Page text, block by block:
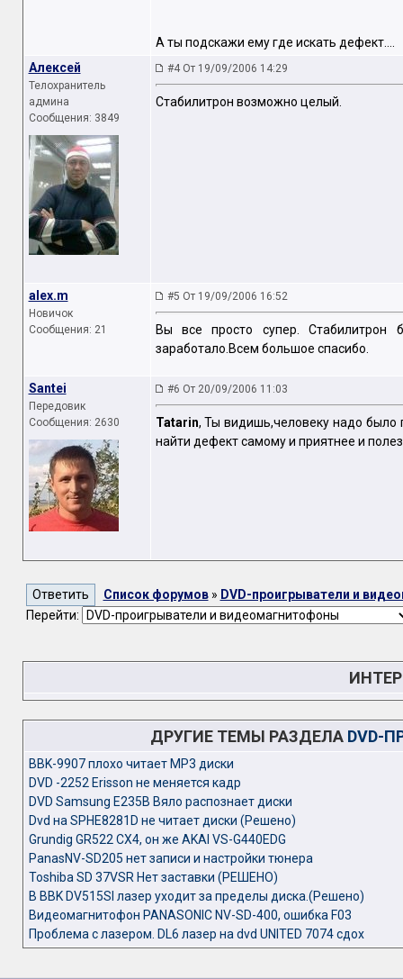
А ты подскажи ему где искать дефект....
Алексей
Телохранитель
админа
Сообщения: 3849
#4 От 19/09/2006 14:29
Стабилитрон возможно целый.
alex.m
Новичок
Сообщения: 21
#5 От 19/09/2006 16:52
Вы все просто супер. Стабилитрон
заработало.Всем большое спасибо.
Santei
Передовик
Сообщения: 2630
#6 От 20/09/2006 11:03
Tatarin, Ты видишь,человеку надо было
найти дефект самому и приятнее и
Список форумов» DVD-проигрыватели и
Перейти:
ДРУГИЕ ТЕМЫ РАЗДЕЛА DVD-
BBK-9907 плохо читает МР3 диски
DVD -2252 Erisson не меняется кадр
DVD Samsung E235B Вяло распознает диски
Dvd на SPHE8281D не читает диски (Решено)
Grundig GR522 CX4, он же AKAI VS-G440EDG
PanasNV-SD205 нет записи и настройки тюнера
Toshiba SD 37VSR Нет заставки (РЕШЕНО)
В BBK DV515SI лазер уходит за пределы диска.(Решено)
Видеомагнитофон PANASONIC NV-SD-400, ошибка F03
Проблeмa с лaзeром. DL6 лaзeр нa dvd UNITED 7074 сдох